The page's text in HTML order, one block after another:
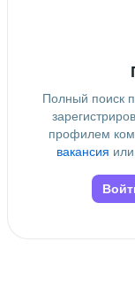
Полный поиск
профилем
вакансия